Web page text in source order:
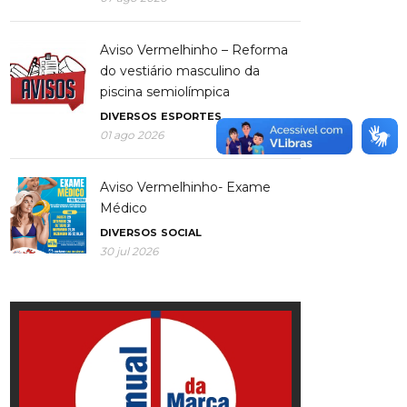
Aviso Vermelhinho – Reforma
do vestiário masculino da
piscina semiolímpica
DIVERSOS ESPORTES
01 ago 2026
Aviso Vermelhinho- Exame
Médico
DIVERSOS SOCIAL
30 jul 2026